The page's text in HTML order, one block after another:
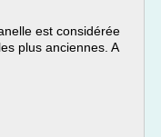
est considérée
plus anciennes. A